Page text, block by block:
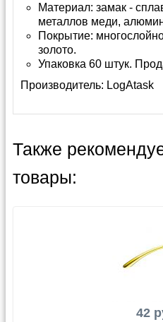
Материал: замак -
металлов меди,
Покрытие:
золото.
Упаковка 60 штук.
Производитель: LogAtask
Также
товары:
42